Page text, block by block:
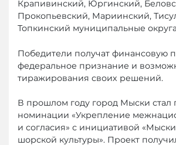
Крапивинский, Юргинский,
Прокопьевский, Мариинский,
Топкинский муниципальные
Победители получат финансовую
федеральное признание и
тиражирования своих решений.
В прошлом году город Мыски стал
номинации «Укрепление
и согласия» с инициативой
шорской культуры». Проект